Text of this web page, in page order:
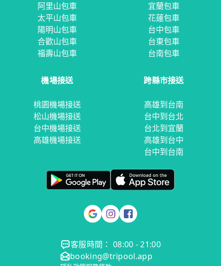
阿里山包車
太平山包車
陽明山包車
合歡山包車
福壽山包車
宜蘭包車
花蓮包車
台中包車
台東包車
台南包車
機場接送
桃園機場接送
松山機場接送
台中機場接送
高雄機場接送
跨縣市接送
高雄到台南
台中到台北
台北到宜蘭
高雄到台中
台中到台南
客服時間： 08:00 - 21:00
booking@tripool.app